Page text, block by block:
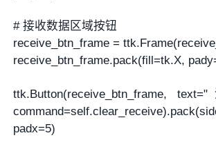
# 接收数据区域按钮
receive_btn_frame =
receive_btn_frame.pack(fill=tk.X,
ttk.Button(receive_btn_frame,
padx=5)